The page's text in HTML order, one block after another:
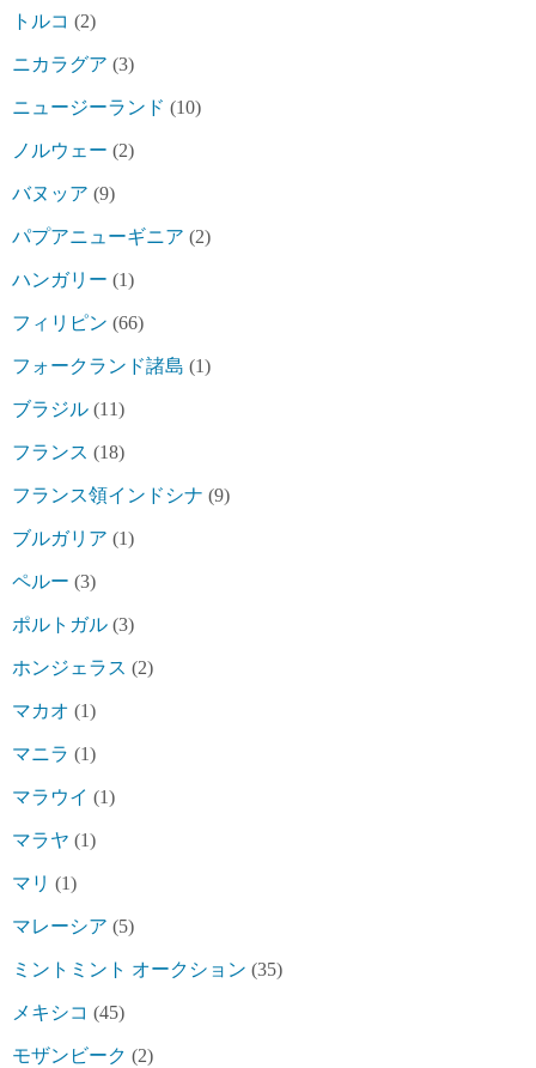
トルコ (2)
ニカラグア (3)
ニュージーランド (10)
ノルウェー (2)
バヌッア (9)
パプアニューギニア (2)
ハンガリー (1)
フィリピン (66)
フォークランド諸島 (1)
ブラジル (11)
フランス (18)
フランス領インドシナ (9)
ブルガリア (1)
ペルー (3)
ポルトガル (3)
ホンジェラス (2)
マカオ (1)
マニラ (1)
マラウイ (1)
マラヤ (1)
マリ (1)
マレーシア (5)
ミントミント オークション (35)
メキシコ (45)
モザンビーク (2)